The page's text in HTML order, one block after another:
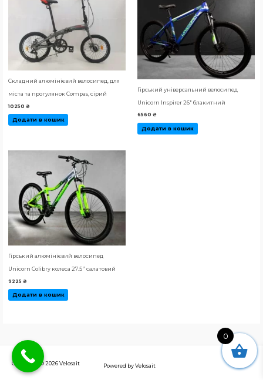
Складний алюмінієвий велосипед, для
міста та прогулянок Compas, сірий
10250 ₴
Додати в кошик
Гірський універсальний велосипед
Unicorn Inspirer 26″ блакитний
6560 ₴
Додати в кошик
Гірський алюмінієвий велосипед
Unicorn Colibry колеса 27.5 ” салатовий
9225 ₴
Додати в кошик
Copyright © 2026Velosait Powered byVelosait
0